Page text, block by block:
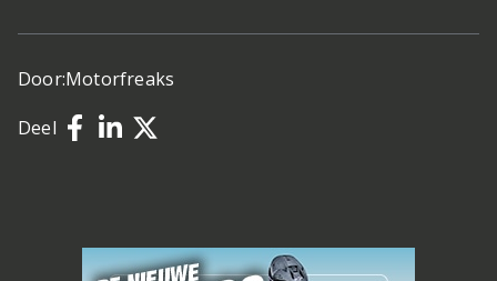
Door:Motorfreaks
Deel